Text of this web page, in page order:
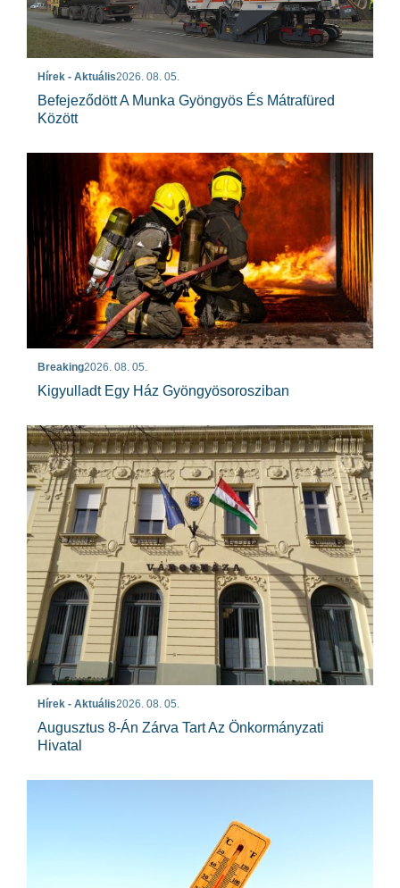
Hírek - Aktuális2026. 08. 05.
Befejeződött A Munka Gyöngyös És Mátrafüred
Között
Breaking2026. 08. 05.
Kigyulladt Egy Ház Gyöngyösorosziban
Hírek - Aktuális2026. 08. 05.
Augusztus 8-Án Zárva Tart Az Önkormányzati
Hivatal